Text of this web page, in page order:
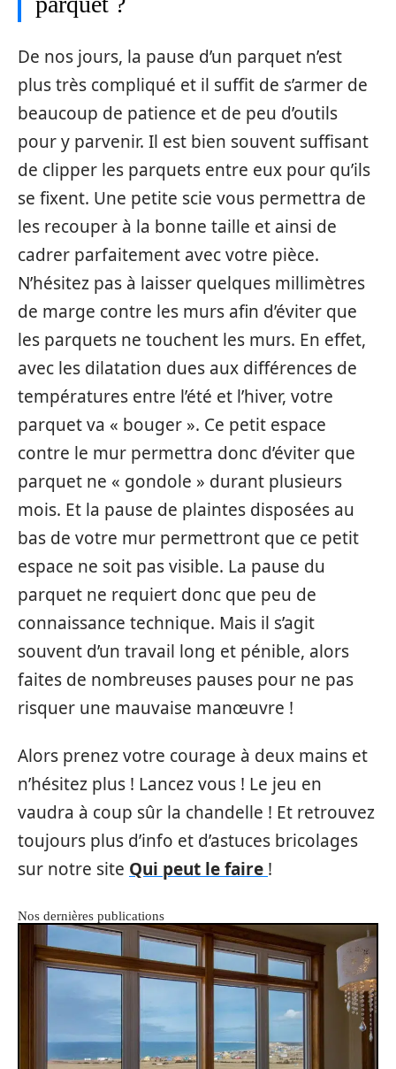
De nos jours, la pause d’un parquet n’est
plus très compliqué et il suffit de s’armer de
beaucoup de patience et de peu d’outils
pour y parvenir. Il est bien souvent suffisant
de clipper les parquets entre eux pour qu’ils
se fixent. Une petite scie vous permettra de
les recouper à la bonne taille et ainsi de
cadrer parfaitement avec votre pièce.
N’hésitez pas à laisser quelques millimètres
de marge contre les murs afin d’éviter que
les parquets ne touchent les murs. En effet,
avec les dilatation dues aux différences de
températures entre l’été et l’hiver, votre
parquet va « bouger ». Ce petit espace
contre le mur permettra donc d’éviter que
parquet ne « gondole » durant plusieurs
mois. Et la pause de plaintes disposées au
bas de votre mur permettront que ce petit
espace ne soit pas visible. La pause du
parquet ne requiert donc que peu de
connaissance technique. Mais il s’agit
souvent d’un travail long et pénible, alors
faites de nombreuses pauses pour ne pas
risquer une mauvaise manœuvre !
Alors prenez votre courage à deux mains et
n’hésitez plus ! Lancez vous ! Le jeu en
vaudra à coup sûr la chandelle ! Et retrouvez
toujours plus d’info et d’astuces bricolages
sur notre site Qui peut le faire !
Nos dernières publications